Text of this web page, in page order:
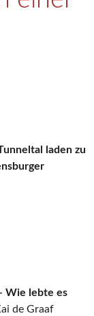
laden zu
Wie lebte es
de Graaf